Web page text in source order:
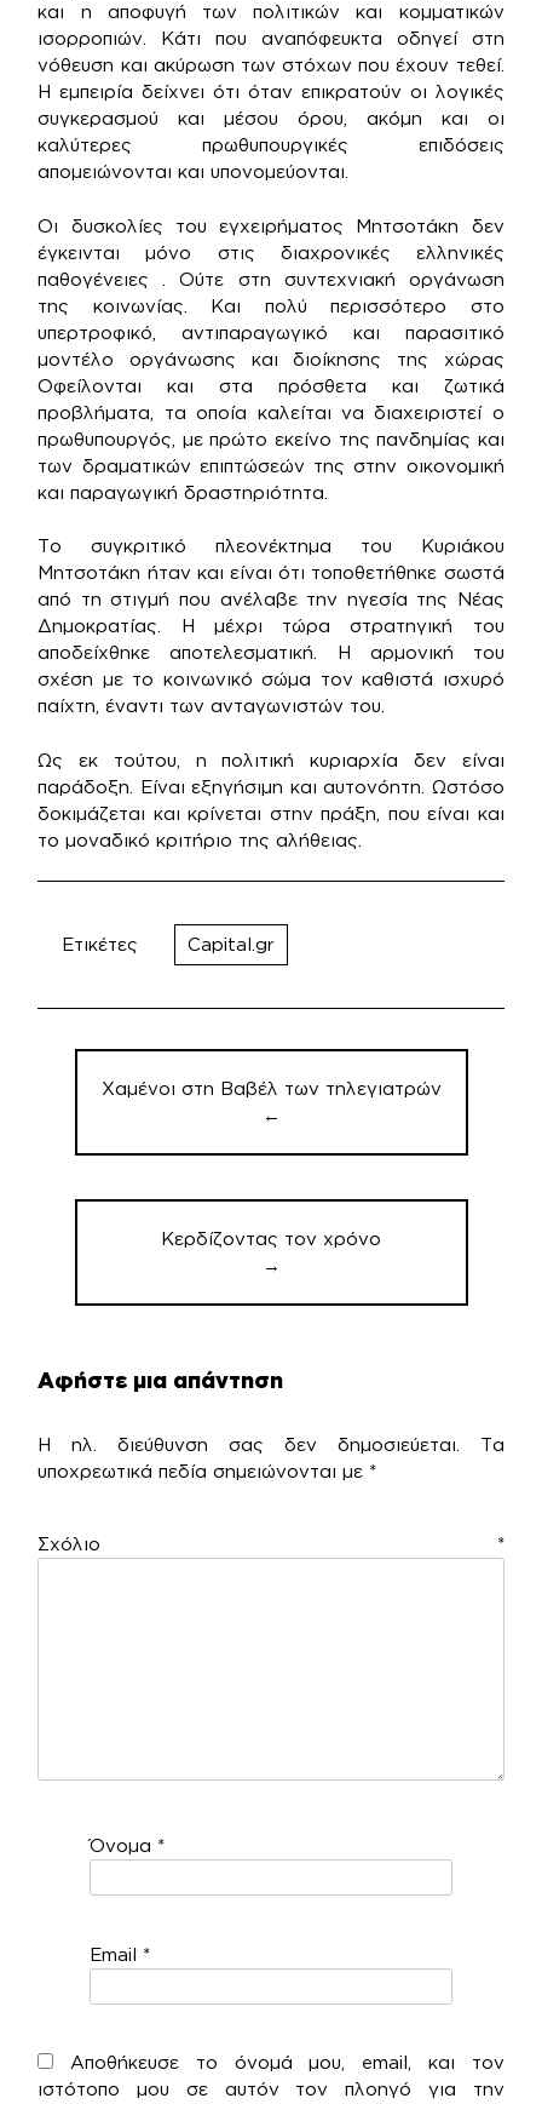
και η αποφυγή των πολιτικών και κομματικών
ισορροπιών. Κάτι που αναπόφευκτα οδηγεί στη
νόθευση και ακύρωση των στόχων που έχουν τεθεί.
Η εμπειρία δείχνει ότι όταν επικρατούν οι λογικές
συγκερασμού και μέσου όρου, ακόμη και οι
καλύτερες πρωθυπουργικές επιδόσεις
απομειώνονται και υπονομεύονται.
Οι δυσκολίες του εγχειρήματος Μητσοτάκη δεν
έγκεινται μόνο στις διαχρονικές ελληνικές
παθογένειες . Ούτε στη συντεχνιακή οργάνωση
της κοινωνίας. Και πολύ περισσότερο στο
υπερτροφικό, αντιπαραγωγικό και παρασιτικό
μοντέλο οργάνωσης και διοίκησης της χώρας
Οφείλονται και στα πρόσθετα και ζωτικά
προβλήματα, τα οποία καλείται να διαχειριστεί ο
πρωθυπουργός, με πρώτο εκείνο της πανδημίας και
των δραματικών επιπτώσεών της στην οικονομική
και παραγωγική δραστηριότητα.
Το συγκριτικό πλεονέκτημα του Κυριάκου
Μητσοτάκη ήταν και είναι ότι τοποθετήθηκε σωστά
από τη στιγμή που ανέλαβε την ηγεσία της Νέας
Δημοκρατίας. Η μέχρι τώρα στρατηγική του
αποδείχθηκε αποτελεσματική. Η αρμονική του
σχέση με το κοινωνικό σώμα τον καθιστά ισχυρό
παίχτη, έναντι των ανταγωνιστών του.
Ως εκ τούτου, η πολιτική κυριαρχία δεν είναι
παράδοξη. Είναι εξηγήσιμη και αυτονόητη. Ωστόσο
δοκιμάζεται και κρίνεται στην πράξη, που είναι και
το μοναδικό κριτήριο της αλήθειας.
Ετικέτες Capital.gr
Πλοήγηση
άρθρων
Χαμένοι στη Βαβέλ των τηλεγιατρών
←
Κερδίζοντας τον χρόνο
→
Αφήστε μια απάντηση
Η ηλ. διεύθυνση σας δεν δημοσιεύεται.
Τα
υποχρεωτικά πεδία σημειώνονται με *
Σχόλιο *
Όνομα *
Email *
Αποθήκευσε το όνομά μου, email, και τον
ιστότοπο μου σε αυτόν τον πλοηγό για την